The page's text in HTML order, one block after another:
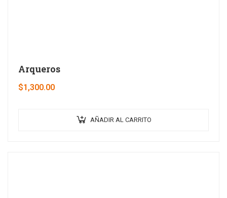
Arqueros
$1,300.00
AÑADIR AL CARRITO